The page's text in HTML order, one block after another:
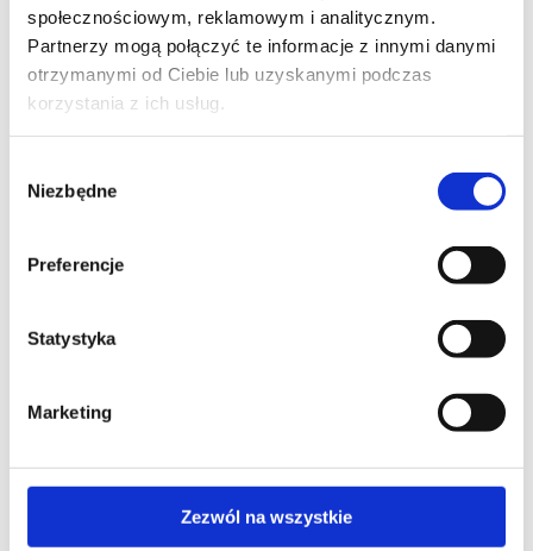
społecznościowym, reklamowym i analitycznym.
Partnerzy mogą połączyć te informacje z innymi danymi
otrzymanymi od Ciebie lub uzyskanymi podczas
korzystania z ich usług.
zgody
Niezbędne
Preferencje
Statystyka
Marketing
Zezwól na wszystkie